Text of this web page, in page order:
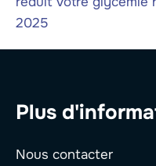
2025
Plus
Nous contacter